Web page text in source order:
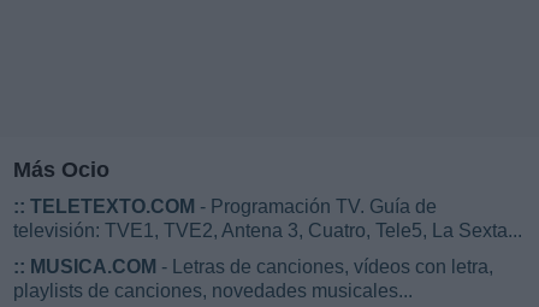
Más Ocio
:: TELETEXTO.COM - Programación TV. Guía de
televisión: TVE1, TVE2, Antena 3, Cuatro, Tele5, La Sexta...
:: MUSICA.COM - Letras de canciones, vídeos con letra,
playlists de canciones, novedades musicales...